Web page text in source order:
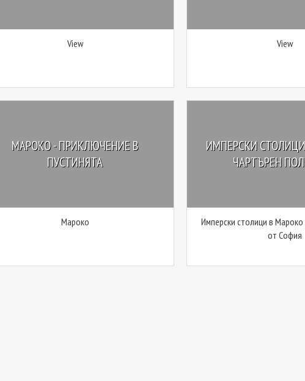
View View
МАРОКО - ПРИКЛЮЧЕНИЕ В
ПУСТИНЯТА
Мароко
ИМПЕРСКИ
ЧАРТЪРЕН
Имперски столици в
от София